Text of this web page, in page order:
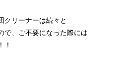
クリーナーは続々と
で、ご不要になった際には
！